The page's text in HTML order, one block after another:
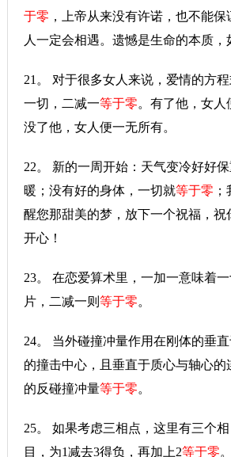
于零 ，上帝从来没有许诺，也不能
人一定会相遇。遗憾是生命的本质，
21。 对于很多女人来说，爱情的方
一切，二减一等于零。有了他，女人
没了他，女人便一无所有。
22。 新的一周开始：天气变冷好好
暖；没有好的身体，一切就等于零
醒您那甜美的梦，放下一个祝福，祝
开心！
23。 在恋爱算术里，一加一意味着
片，二减一则 等于零。
24。 当外碰撞冲量作用在刚体的垂
的撞击中心，且垂直于质心与轴心的
的反碰撞冲量等于零。
25。 如果考虑三相点，这里有三个
目，为1减去3得负，再加上2等于零。